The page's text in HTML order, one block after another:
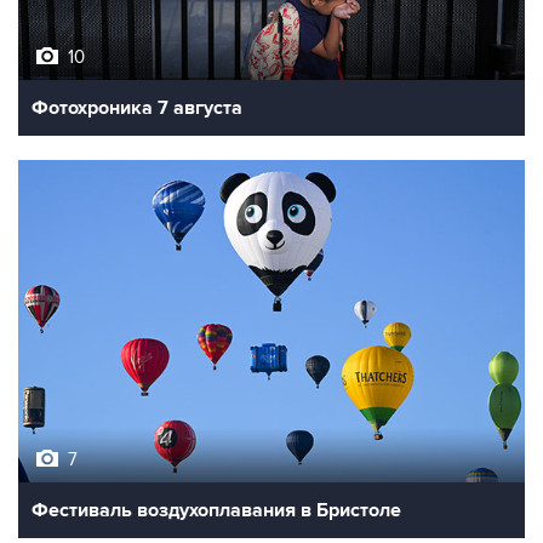
10
Фотохроника 7 августа
7
Фестиваль воздухоплавания в Бристоле